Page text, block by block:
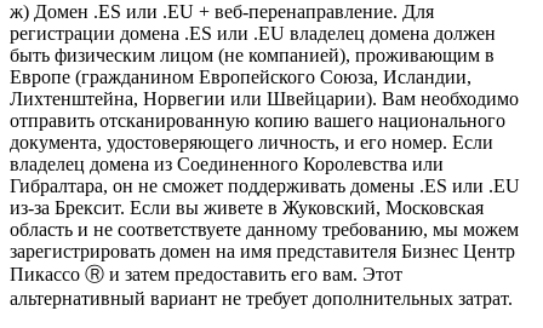
ж) Домен .ES или .EU + веб-перенаправление. Для
регистрации домена .ES или .EU владелец домена должен
быть физическим лицом (не компанией), проживающим в
Европе (гражданином Европейского Союза, Исландии,
Лихтенштейна, Норвегии или Швейцарии). Вам необходимо
отправить отсканированную копию вашего национального
документа, удостоверяющего личность, и его номер. Если
владелец домена из Соединенного Королевства или
Гибралтара, он не сможет поддерживать домены .ES или .EU
из-за Брексит. Если вы живете в Жуковский, Московская
область и не соответствуете данному требованию, мы можем
зарегистрировать домен на имя представителя Бизнес Центр
Пикассо Ⓡ и затем предоставить его вам. Этот
альтернативный вариант не требует дополнительных затрат.